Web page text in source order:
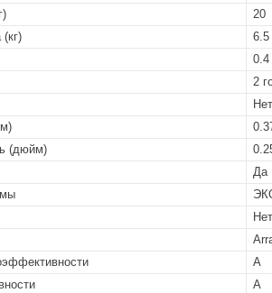
20
6.5
0.4
2
Нет
(дюйм)
Да
Нет
A
A